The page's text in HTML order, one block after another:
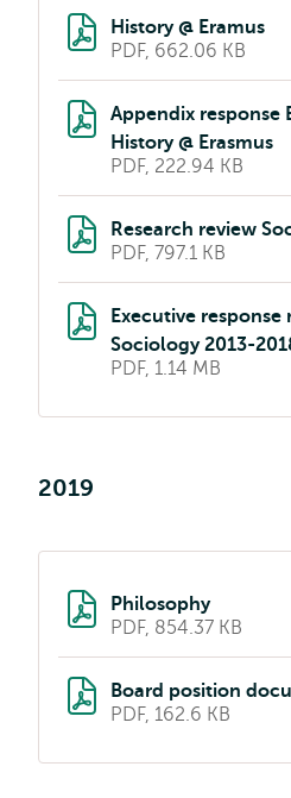
History @ Eramus
PDF, 662.06 KB
Appendix response
History @ Erasmus
PDF, 222.94 KB
Research review
PDF, 797.1 KB
Executive response
Sociology 2013-
PDF, 1.14 MB
2019
Philosophy
PDF, 854.37 KB
Board position
PDF, 162.6 KB